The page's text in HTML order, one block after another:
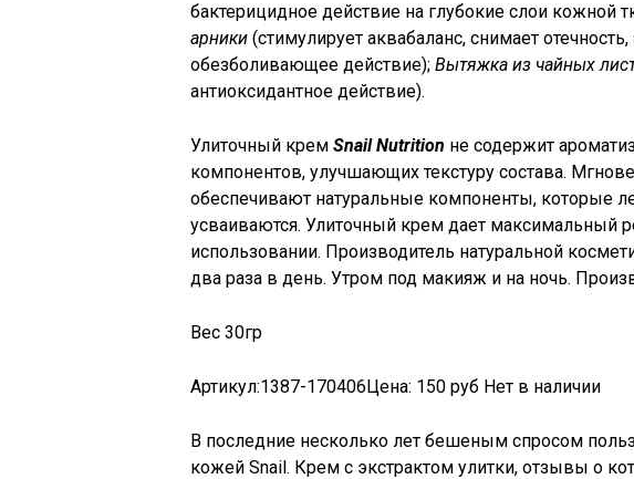
бактерицидное действие на глубокие слои кожной
арники (стимулирует аквабаланс, снимает
обезболивающее действие); Вытяжка из чайных
антиоксидантное действие).
Улиточный крем Snail Nutrition не содержит
компонентов, улучшающих текстуру состава.
обеспечивают натуральные компоненты, которые
усваиваются. Улиточный крем дает максимальный
использовании. Производитель натуральной
два раза в день. Утром под макияж и на ночь.
Вес 30гр
Артикул:1387-170406Цена: 150 руб Нет в наличии
В последние несколько лет бешеным спросом
кожей Snail. Крем с экстрактом улитки, отзывы о